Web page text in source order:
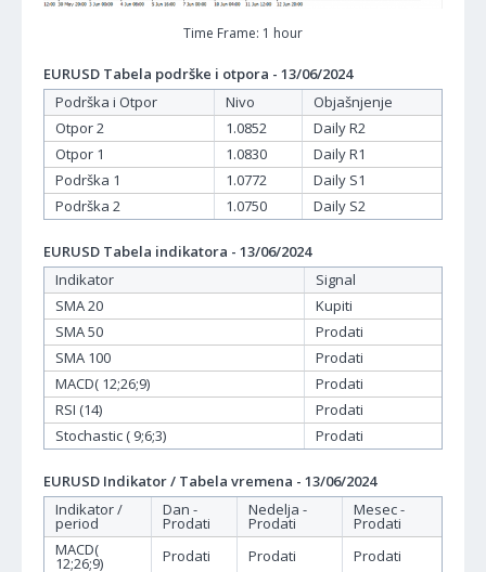
Time Frame: 1 hour
EURUSD Tabela podrške i otpora - 13/06/2024
Podrška i Otpor
Nivo
Objašnjenje
Otpor 2
1.0852
Daily R2
Otpor 1
1.0830
Daily R1
Podrška 1
1.0772
Daily S1
Podrška 2
1.0750 Daily S2
EURUSD Tabela indikatora - 13/06/2024
Indikator
Signal
SMA 20
Kupiti
SMA 50
Prodati
SMA 100
Prodati
MACD( 12;26;9)
Prodati
RSI (14)
Prodati
Stochastic ( 9;6;3)
Prodati
EURUSD Indikator / Tabela vremena - 13/06/2024
Indikator /
period
Dan -
Prodati
Nedelja -
Prodati
Mesec -
Prodati
MACD(
12;26;9) Prodati Prodati
Prodati